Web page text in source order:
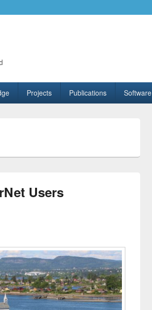
Projects Publications Software
Users